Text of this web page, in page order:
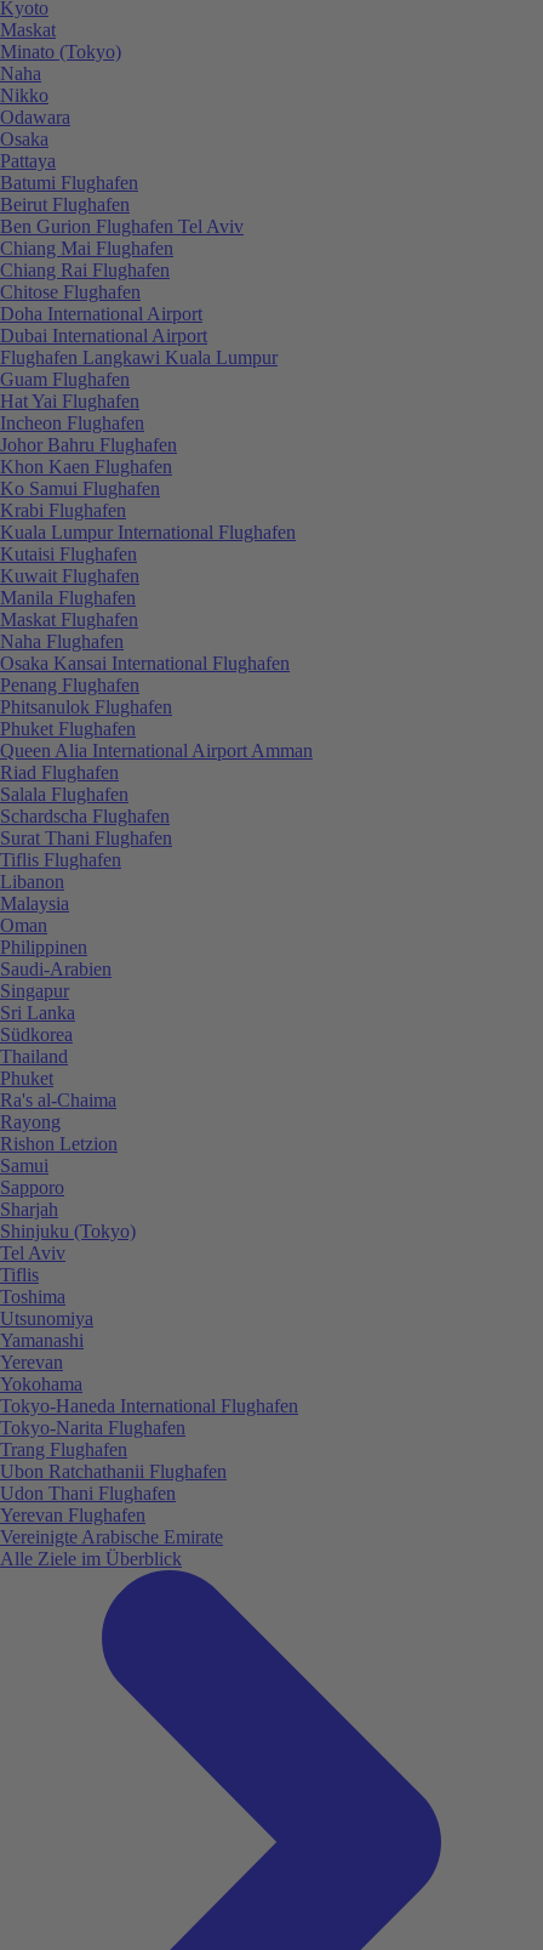
Kyoto
Maskat
Minato (Tokyo)
Naha
Nikko
Odawara
Osaka
Pattaya
Batumi Flughafen
Beirut Flughafen
Ben Gurion Flughafen Tel Aviv
Chiang Mai Flughafen
Chiang Rai Flughafen
Chitose Flughafen
Doha International Airport
Dubai International Airport
Flughafen Langkawi Kuala Lumpur
Guam Flughafen
Hat Yai Flughafen
Incheon Flughafen
Johor Bahru Flughafen
Khon Kaen Flughafen
Ko Samui Flughafen
Krabi Flughafen
Kuala Lumpur International Flughafen
Kutaisi Flughafen
Kuwait Flughafen
Manila Flughafen
Maskat Flughafen
Naha Flughafen
Osaka Kansai International Flughafen
Penang Flughafen
Phitsanulok Flughafen
Phuket Flughafen
Queen Alia International Airport Amman
Riad Flughafen
Salala Flughafen
Schardscha Flughafen
Surat Thani Flughafen
Tiflis Flughafen
Libanon
Malaysia
Oman
Philippinen
Saudi-Arabien
Singapur
Sri Lanka
Südkorea
Thailand
Phuket
Ra's al-Chaima
Rayong
Rishon Letzion
Samui
Sapporo
Sharjah
Shinjuku (Tokyo)
Tel Aviv
Tiflis
Toshima
Utsunomiya
Yamanashi
Yerevan
Yokohama
Tokyo-Haneda International Flughafen
Tokyo-Narita Flughafen
Trang Flughafen
Ubon Ratchathanii Flughafen
Udon Thani Flughafen
Yerevan Flughafen
Vereinigte Arabische Emirate
Alle Ziele im Überblick